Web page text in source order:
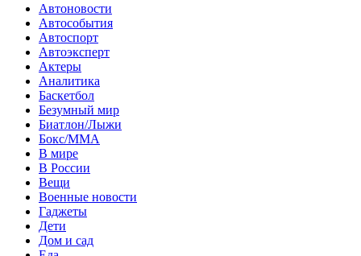
Автоновости
Автособытия
Автоспорт
Автоэксперт
Актеры
Аналитика
Баскетбол
Безумный мир
Биатлон/Лыжи
Бокс/MMA
В мире
В России
Вещи
Военные новости
Гаджеты
Дети
Дом и сад